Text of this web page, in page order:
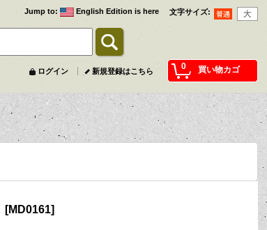
文字サイズ:
Jump to: English Edition is here
0 買い物カゴ
ログイン 新規登録はこちら
[MD0161]